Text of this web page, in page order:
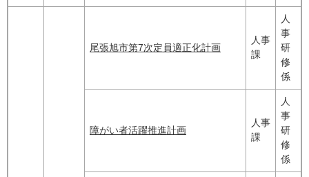
尾張旭市第7次定員適正化計画
人事
課
人
事
研
修
係
障がい者活躍推進計画
人事
課
人
事
研
修
係